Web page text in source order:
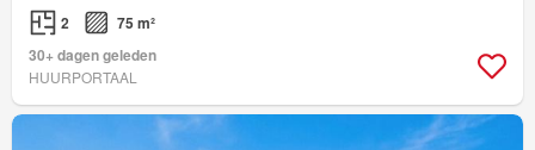
2
75 m²
30+ dagen geleden
HUURPORTAAL